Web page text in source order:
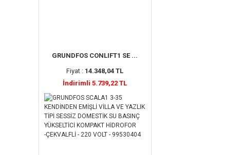
GRUNDFOS CONLIFT1 SE ...
Fiyat : 14.348,04 TL
İndirimli 5.739,22 TL